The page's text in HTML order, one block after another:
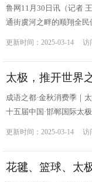
鲁网11月30日讯（记者
通街虞河之畔的顺翔全民
更新时间：2025-03-14 访
太极，推开世界
成语之都·金秋消费季｜
十五届中国·邯郸国际太
更新时间：2025-03-14 访
花毽、篮球、太